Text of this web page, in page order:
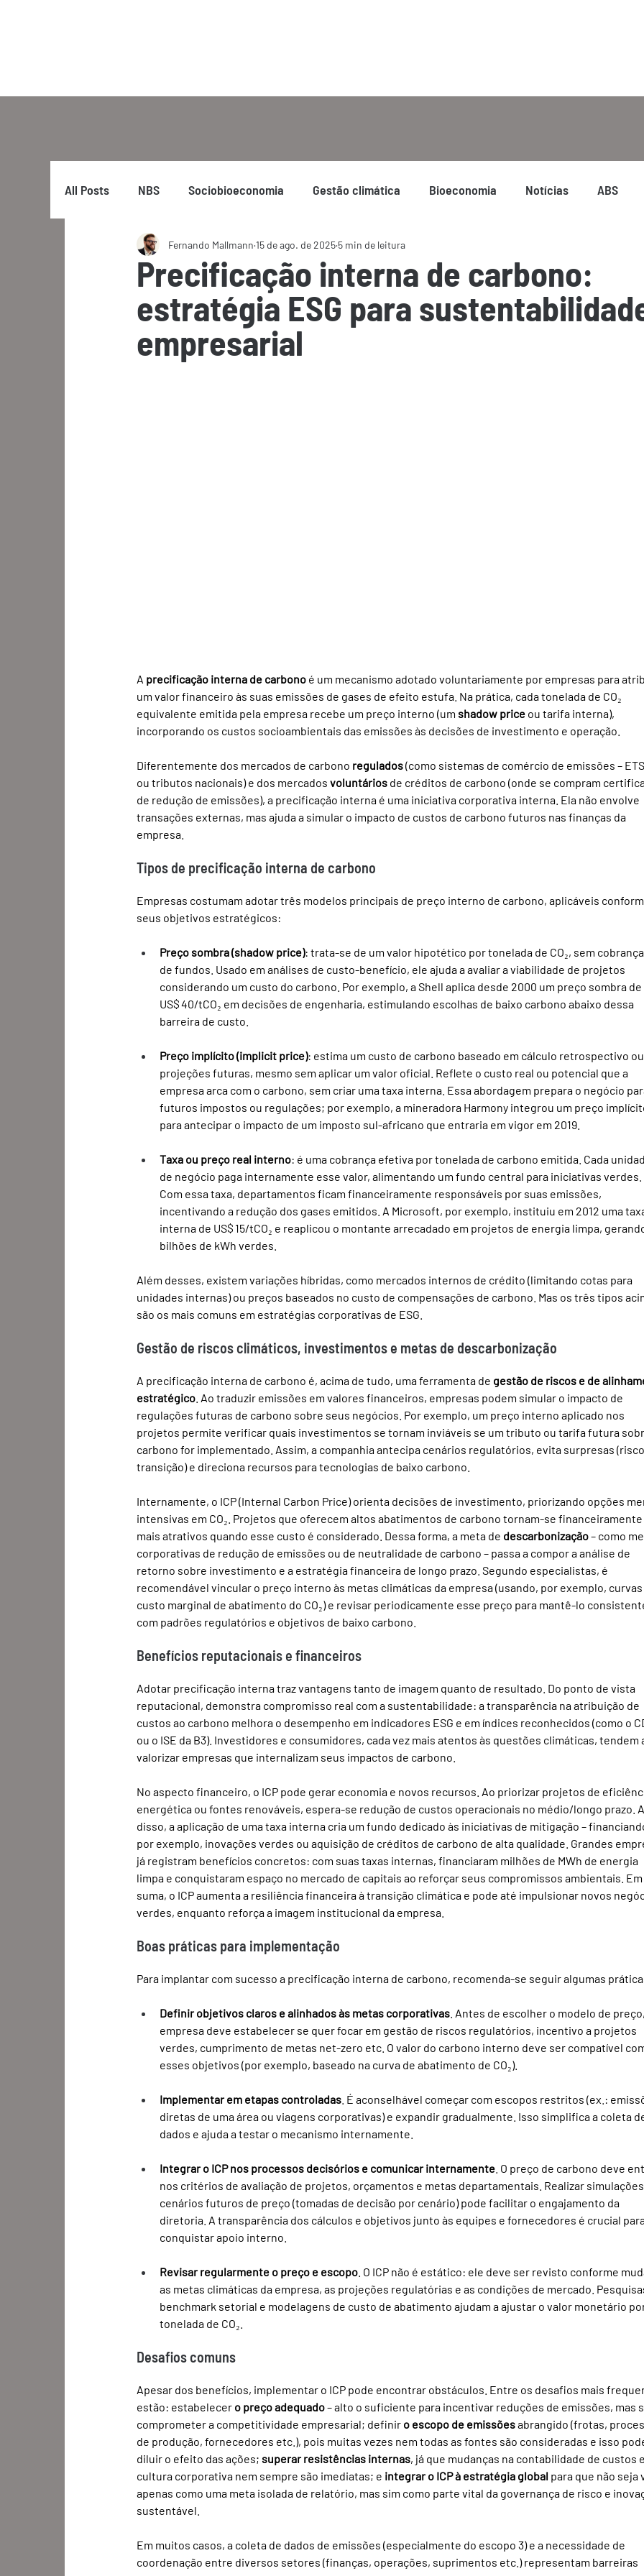
All Posts NBS Sociobioeconomia Gestão climática Bioeconomia Notícias ABS
Precificação interna de carbono:
estratégia ESG para
empresarial
Fernando Mallmann15 de ago. de 2025 5 min de leitura
A precificação interna de carbono é um mecanismo adotado voluntariamente por empresas para
um valor financeiro às suas emissões de gases de efeito estufa. Na prática, cada tonelada de CO₂
equivalente emitida pela empresa recebe um preço interno (um shadow price ou tarifa interna),
incorporando os custos socioambientais das emissões às decisões de investimento e operação.
Diferentemente dos mercados de carbono regulados (como sistemas de comércio de emissões –
ou tributos nacionais) e dos mercados voluntários de créditos de carbono (onde se compram
de redução de emissões), a precificação interna é uma iniciativa corporativa interna. Ela não envolve
transações externas, mas ajuda a simular o impacto de custos de carbono futuros nas finanças da
empresa.
Tipos de precificação interna de carbono
Empresas costumam adotar três modelos principais de preço interno de carbono, aplicáveis
seus objetivos estratégicos:
Preço sombra (shadow price): trata-se de um valor hipotético por tonelada de CO₂, sem
de fundos. Usado em análises de custo-benefício, ele ajuda a avaliar a viabilidade de projetos
considerando um custo do carbono. Por exemplo, a Shell aplica desde 2000 um preço sombra de
US$ 40/tCO₂ em decisões de engenharia, estimulando escolhas de baixo carbono abaixo dessa
barreira de custo.
Preço implícito (implicit price): estima um custo de carbono baseado em cálculo retrospectivo ou
projeções futuras, mesmo sem aplicar um valor oficial. Reflete o custo real ou potencial que a
empresa arca com o carbono, sem criar uma taxa interna. Essa abordagem prepara o negócio
futuros impostos ou regulações; por exemplo, a mineradora Harmony integrou um preço
para antecipar o impacto de um imposto sul-africano que entraria em vigor em 2019.
Taxa ou preço real interno: é uma cobrança efetiva por tonelada de carbono emitida. Cada
de negócio paga internamente esse valor, alimentando um fundo central para iniciativas verdes.
Com essa taxa, departamentos ficam financeiramente responsáveis por suas emissões,
incentivando a redução dos gases emitidos. A Microsoft, por exemplo, instituiu em 2012 uma
interna de US$ 15/tCO₂ e reaplicou o montante arrecadado em projetos de energia limpa,
bilhões de kWh verdes.
Além desses, existem variações híbridas, como mercados internos de crédito (limitando cotas para
unidades internas) ou preços baseados no custo de compensações de carbono. Mas os três tipos
são os mais comuns em estratégias corporativas de ESG.
Gestão de riscos climáticos, investimentos e metas de descarbonização
A precificação interna de carbono é, acima de tudo, uma ferramenta de gestão de riscos e de
estratégico . Ao traduzir emissões em valores financeiros, empresas podem simular o impacto de
regulações futuras de carbono sobre seus negócios. Por exemplo, um preço interno aplicado nos
projetos permite verificar quais investimentos se tornam inviáveis se um tributo ou tarifa futura
carbono for implementado. Assim, a companhia antecipa cenários regulatórios, evita surpresas
transição) e direciona recursos para tecnologias de baixo carbono.
Internamente, o ICP (Internal Carbon Price) orienta decisões de investimento, priorizando opções
intensivas em CO₂. Projetos que oferecem altos abatimentos de carbono tornam-se financeiramente
mais atrativos quando esse custo é considerado. Dessa forma, a meta de descarbonização – como
corporativas de redução de emissões ou de neutralidade de carbono – passa a compor a análise de
retorno sobre investimento e a estratégia financeira de longo prazo. Segundo especialistas, é
recomendável vincular o preço interno às metas climáticas da empresa (usando, por exemplo, curvas
custo marginal de abatimento do CO₂) e revisar periodicamente esse preço para mantê-lo
com padrões regulatórios e objetivos de baixo carbono.
Benefícios reputacionais e financeiros
Adotar precificação interna traz vantagens tanto de imagem quanto de resultado. Do ponto de vista
reputacional, demonstra compromisso real com a sustentabilidade: a transparência na atribuição de
custos ao carbono melhora o desempenho em indicadores ESG e em índices reconhecidos (como o
ou o ISE da B3). Investidores e consumidores, cada vez mais atentos às questões climáticas, tendem
valorizar empresas que internalizam seus impactos de carbono.
No aspecto financeiro, o ICP pode gerar economia e novos recursos. Ao priorizar projetos de
energética ou fontes renováveis, espera-se redução de custos operacionais no médio/longo prazo.
disso, a aplicação de uma taxa interna cria um fundo dedicado às iniciativas de mitigação –
por exemplo, inovações verdes ou aquisição de créditos de carbono de alta qualidade. Grandes
já registram benefícios concretos: com suas taxas internas, financiaram milhões de MWh de energia
limpa e conquistaram espaço no mercado de capitais ao reforçar seus compromissos ambientais. Em
suma, o ICP aumenta a resiliência financeira à transição climática e pode até impulsionar novos
verdes, enquanto reforça a imagem institucional da empresa.
Boas práticas para implementação
Para implantar com sucesso a precificação interna de carbono, recomenda-se seguir algumas
Definir objetivos claros e alinhados às metas corporativas . Antes de escolher o modelo de
empresa deve estabelecer se quer focar em gestão de riscos regulatórios, incentivo a projetos
verdes, cumprimento de metas net-zero etc. O valor do carbono interno deve ser compatível
esses objetivos (por exemplo, baseado na curva de abatimento de CO₂).
Implementar em etapas controladas . É aconselhável começar com escopos restritos (ex.:
diretas de uma área ou viagens corporativas) e expandir gradualmente. Isso simplifica a coleta
dados e ajuda a testar o mecanismo internamente.
Integrar o ICP nos processos decisórios e comunicar internamente . O preço de carbono deve
nos critérios de avaliação de projetos, orçamentos e metas departamentais. Realizar
cenários futuros de preço (tomadas de decisão por cenário) pode facilitar o engajamento da
diretoria. A transparência dos cálculos e objetivos junto às equipes e fornecedores é crucial
conquistar apoio interno.
Revisar regularmente o preço e escopo . O ICP não é estático: ele deve ser revisto conforme
as metas climáticas da empresa, as projeções regulatórias e as condições de mercado.
benchmark setorial e modelagens de custo de abatimento ajudam a ajustar o valor monetário
tonelada de CO₂.
Desafios comuns
Apesar dos benefícios, implementar o ICP pode encontrar obstáculos. Entre os desafios mais
estão: estabelecer o preço adequado – alto o suficiente para incentivar reduções de emissões, mas
comprometer a competitividade empresarial; definir o escopo de emissões abrangido (frotas,
de produção, fornecedores etc.), pois muitas vezes nem todas as fontes são consideradas e isso
diluir o efeito das ações; superar resistências internas, já que mudanças na contabilidade de custos
cultura corporativa nem sempre são imediatas; e integrar o ICP à estratégia global para que não seja
apenas como uma meta isolada de relatório, mas sim como parte vital da governança de risco e
sustentável.
Em muitos casos, a coleta de dados de emissões (especialmente do escopo 3) e a necessidade de
coordenação entre diversos setores (finanças, operações, suprimentos etc.) representam barreiras